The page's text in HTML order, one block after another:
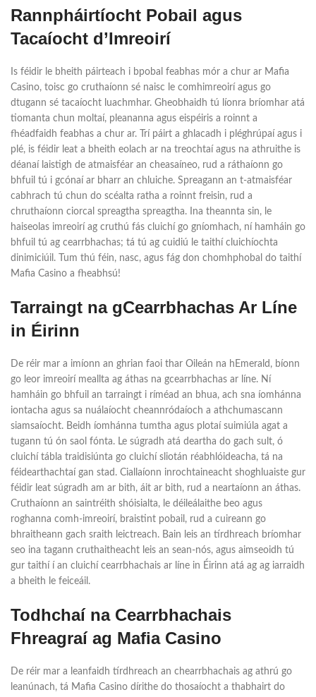
Rannpháirtíocht Pobail agus
Tacaíocht d’Imreoirí
Is féidir le bheith páirteach i bpobal feabhas mór a chur ar Mafia
Casino, toisc go cruthaíonn sé naisc le comhimreoirí agus go
dtugann sé tacaíocht luachmhar. Gheobhaidh tú líonra bríomhar atá
tiomanta chun moltaí, pleananna agus eispéiris a roinnt a
fhéadfaidh feabhas a chur ar. Trí páirt a ghlacadh i pléghrúpaí agus i
plé, is féidir leat a bheith eolach ar na treochtaí agus na athruithe is
déanaí laistigh de atmaisféar an cheasaíneo, rud a ráthaíonn go
bhfuil tú i gcónaí ar bharr an chluiche. Spreagann an t-atmaisféar
cabhrach tú chun do scéalta ratha a roinnt freisin, rud a
chruthaíonn ciorcal spreagtha spreagtha. Ina theannta sin, le
haiseolas imreoirí ag cruthú fás cluichí go gníomhach, ní hamháin go
bhfuil tú ag cearrbhachas; tá tú ag cuidiú le taithí cluichíochta
dinimiciúil. Tum thú féin, nasc, agus fág don chomhphobal do taithí
Mafia Casino a fheabhsú!
Tarraingt na gCearrbhachas Ar Líne
in Éirinn
De réir mar a imíonn an ghrian faoi thar Oileán na hEmerald, bíonn
go leor imreoirí meallta ag áthas na gcearrbhachas ar líne. Ní
hamháin go bhfuil an tarraingt i ríméad an bhua, ach sna íomhánna
iontacha agus sa nuálaíocht cheannródaíoch a athchumascann
siamsaíocht. Beidh íomhánna tumtha agus plotaí suimiúla agat a
tugann tú ón saol fónta. Le súgradh atá deartha do gach sult, ó
cluichí tábla traidisiúnta go cluichí sliotán réabhlóideacha, tá na
féidearthachtaí gan stad. Ciallaíonn inrochtaineacht shoghluaiste gur
féidir leat súgradh am ar bith, áit ar bith, rud a neartaíonn an áthas.
Cruthaíonn an saintréith shóisialta, le déileálaithe beo agus
roghanna comh-imreoirí, braistint pobail, rud a cuireann go
bhraitheann gach sraith leictreach. Bain leis an tírdhreach bríomhar
seo ina tagann cruthaitheacht leis an sean-nós, agus aimseoidh tú
gur taithí í an cluichí cearrbhachais ar líne in Éirinn atá ag ag iarraidh
a bheith le feiceáil.
Todhchaí na Cearrbhachais
Fhreagraí ag Mafia Casino
De réir mar a leanfaidh tírdhreach an chearrbhachais ag athrú go
leanúnach, tá Mafia Casino dírithe do thosaíocht a thabhairt do